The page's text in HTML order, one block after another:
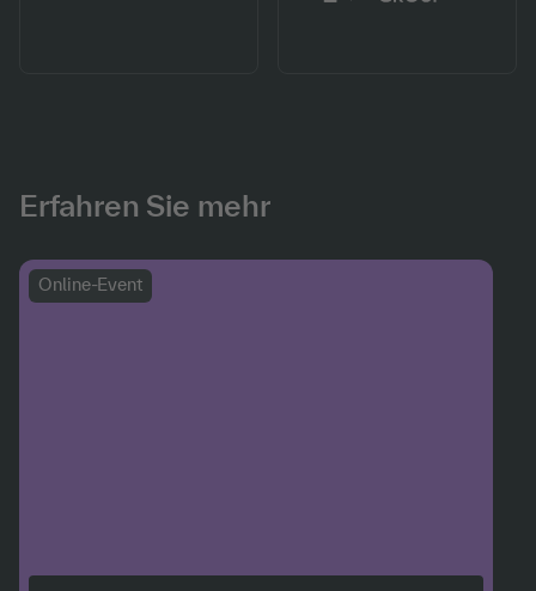
Erfahren Sie mehr
Online-Event